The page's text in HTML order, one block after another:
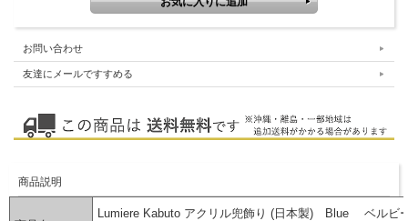
お問い合わせ
友達にメールですすめる
商品説明
Lumiere Kabuto アクリル兜飾り (日本製) Blue ベルビ